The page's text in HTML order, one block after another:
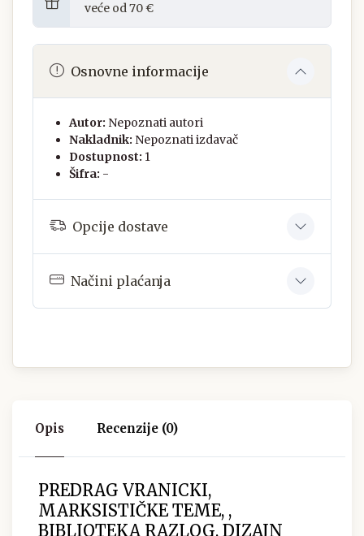
veće od 70 €
Osnovne informacije
Autor: Nepoznati autori
Nakladnik: Nepoznati izdavač
Dostupnost: 1
Šifra: -
Opcije dostave
Načini plaćanja
Opis Recenzije (0)
PREDRAG VRANICKI,
MARKSISTIČKE TEME, ,
BIBLIOTEKA RAZLOG, DIZAJN